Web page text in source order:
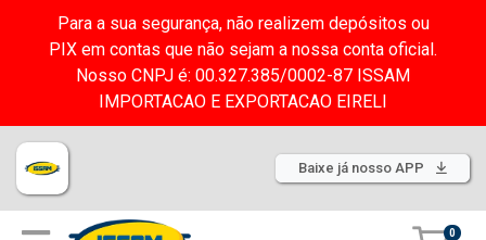
Para a sua segurança, não realizem depósitos ou
PIX em contas que não sejam a nossa conta oficial.
Nosso CNPJ é: 00.327.385/0002-87 ISSAM
IMPORTACAO E EXPORTACAO EIRELI
Baixe já nosso APP
0